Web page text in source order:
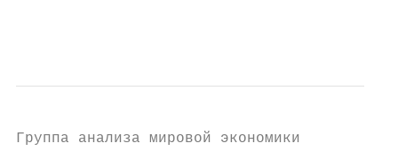
Группа анализа мировой экономики